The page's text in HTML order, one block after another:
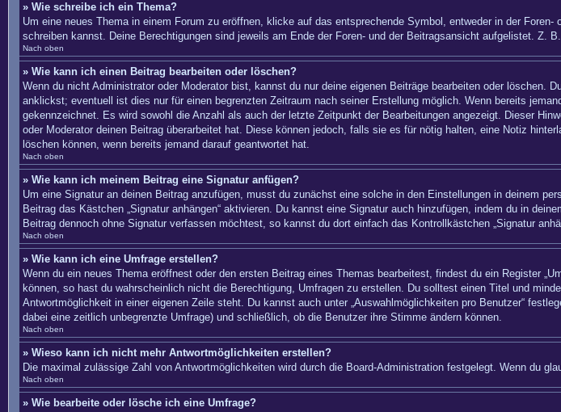
» Wie schreibe ich ein Thema?
Um eine neues Thema in einem Forum zu eröffnen, klicke auf das entsprechende Symbol, entweder in der
schreiben kannst. Deine Berechtigungen sind jeweils am Ende der Foren- und der Beitragsansicht aufgelistet. Z.
Nach oben
» Wie kann ich einen Beitrag bearbeiten oder löschen?
Wenn du nicht Administrator oder Moderator bist, kannst du nur deine eigenen Beiträge bearbeiten oder löschen.
anklickst; eventuell ist dies nur für einen begrenzten Zeitraum nach seiner Erstellung möglich. Wenn bereits
gekennzeichnet. Es wird sowohl die Anzahl als auch der letzte Zeitpunkt der Bearbeitungen angezeigt. Dieser
oder Moderator deinen Beitrag überarbeitet hat. Diese können jedoch, falls sie es für nötig halten, eine Notiz
löschen können, wenn bereits jemand darauf geantwortet hat.
Nach oben
» Wie kann ich meinem Beitrag eine Signatur anfügen?
Um eine Signatur an deinen Beitrag anzufügen, musst du zunächst eine solche in den Einstellungen in deinem
Beitrag das Kästchen „Signatur anhängen“ aktivieren. Du kannst eine Signatur auch hinzufügen, indem du in
Beitrag dennoch ohne Signatur verfassen möchtest, so kannst du dort einfach das Kontrollkästchen „Signatur
Nach oben
» Wie kann ich eine Umfrage erstellen?
Wenn du ein neues Thema eröffnest oder den ersten Beitrag eines Themas bearbeitest, findest du ein Register
können, so hast du wahrscheinlich nicht die Berechtigung, Umfragen zu erstellen. Du solltest einen Titel und
Antwortmöglichkeit in einer eigenen Zeile steht. Du kannst auch unter „Auswahlmöglichkeiten pro Benutzer“
dabei eine zeitlich unbegrenzte Umfrage) und schließlich, ob die Benutzer ihre Stimme ändern können.
Nach oben
» Wieso kann ich nicht mehr Antwortmöglichkeiten erstellen?
Die maximal zulässige Zahl von Antwortmöglichkeiten wird durch die Board-Administration festgelegt. Wenn du
Nach oben
» Wie bearbeite oder lösche ich eine Umfrage?